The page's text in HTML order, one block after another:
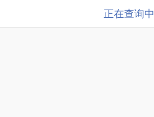
正在查询中